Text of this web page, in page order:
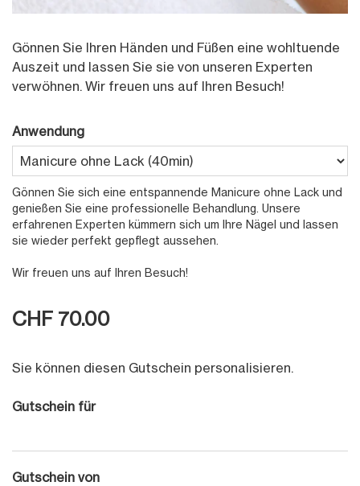
Gönnen Sie Ihren Händen und Füßen eine wohltuende
Auszeit und lassen Sie sie von unseren Experten
verwöhnen. Wir freuen uns auf Ihren Besuch!
Anwendung
Gönnen Sie sich eine entspannende Manicure ohne Lack und
genießen Sie eine professionelle Behandlung. Unsere
erfahrenen Experten kümmern sich um Ihre Nägel und lassen
sie wieder perfekt gepflegt aussehen.
Wir freuen uns auf Ihren Besuch!
CHF 70.00
Sie können diesen Gutschein personalisieren.
Gutschein für
Gutschein von